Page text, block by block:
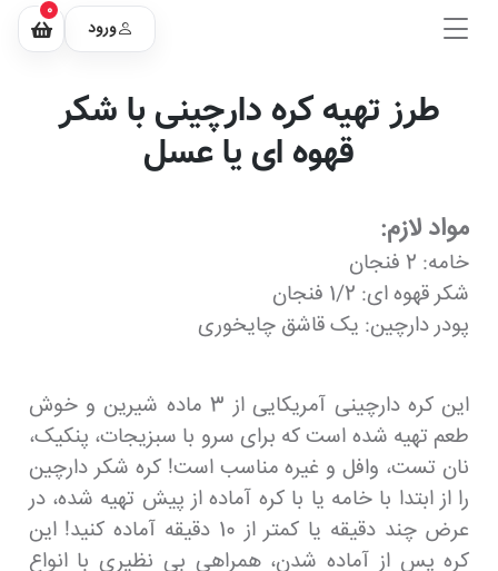
ورود
0
طرز تهیه کره دارچینی با شکر
قهوه ای یا عسل
مواد لازم:
خامه: 2 فنجان
شکر قهوه ای: 1/2 فنجان
پودر دارچین: یک قاشق چایخوری
این کره دارچینی آمریکایی از 3 ماده شیرین و خوش
طعم تهیه شده است که برای سرو با سبزیجات، پنکیک،
نان تست، وافل و غیره مناسب است! کره شکر دارچین
را از ابتدا با خامه یا با کره آماده از پیش تهیه شده، در
عرض چند دقیقه یا کمتر از 10 دقیقه آماده کنید! این
کره پس از آماده شدن، همراهی بی نظیری با انواع